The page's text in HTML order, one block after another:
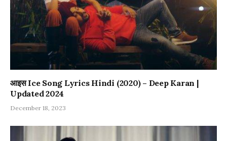
आइस Ice Song Lyrics Hindi (2020) – Deep Karan |
Updated 2024
December 18, 2023